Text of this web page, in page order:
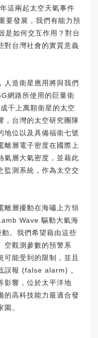
這兩起太空天氣事件
要發展，我們有能力預
是如何交互作用？對台
對台灣社會的實質意義
人造衛星應用將與我們
網路所使用的巨量衛
千上萬顆衛星的太空
，台灣的太空研究團隊
地位以及具備福衛七號
離層電子密度在國際上
氣層大氣密度，並藉此
監測系統，作為太空交
離層擾動在海嘯上方領
Wave 驅動大氣海
。我們希望藉由這些
空觀測參數的預警系
可能受到的限制，並且
誤報 (false alarm) 。
影響，位於太平洋地
的高科技能力最適合發
。